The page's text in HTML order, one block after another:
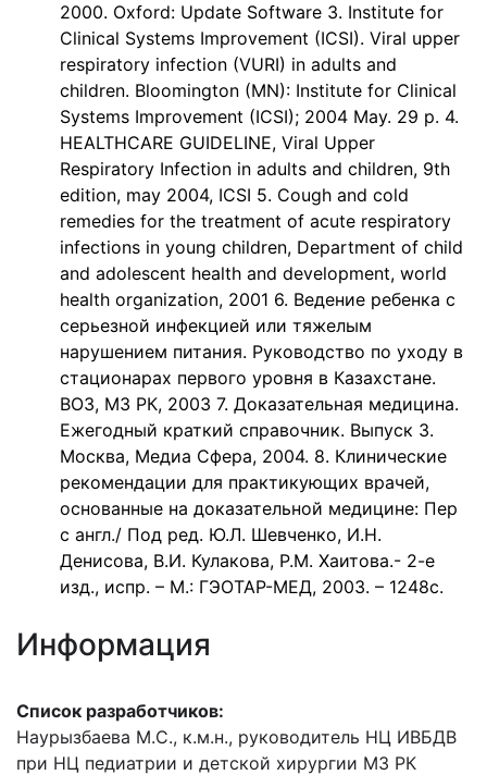
2000. Oxford: Update Software 3. Institute for
Clinical Systems Improvement (ICSI). Viral upper
respiratory infection (VURI) in adults and
children. Bloomington (MN): Institute for Clinical
Systems Improvement (ICSI); 2004 May. 29 p. 4.
HEALTHCARE GUIDELINE, Viral Upper
Respiratory Infection in adults and children, 9th
edition, may 2004, ICSI 5. Cough and cold
remedies for the treatment of acute respiratory
infections in young children, Department of child
and adolescent health and development, world
health organization, 2001 6. Ведение ребенка с
серьезной инфекцией или тяжелым
нарушением питания. Руководство по уходу в
стационарах первого уровня в Казахстане.
ВОЗ, МЗ РК, 2003 7. Доказательная медицина.
Ежегодный краткий справочник. Выпуск 3.
Москва, Медиа Сфера, 2004. 8. Клинические
рекомендации для практикующих врачей,
основанные на доказательной медицине: Пер
с англ./ Под ред. Ю.Л. Шевченко, И.Н.
Денисова, В.И. Кулакова, Р.М. Хаитова.- 2-е
изд., испр. – М.: ГЭОТАР-МЕД, 2003. – 1248с.
Информация
Список разработчиков:
Наурызбаева М.С., к.м.н., руководитель НЦ ИВБДВ
при НЦ педиатрии и детской хирургии МЗ РК